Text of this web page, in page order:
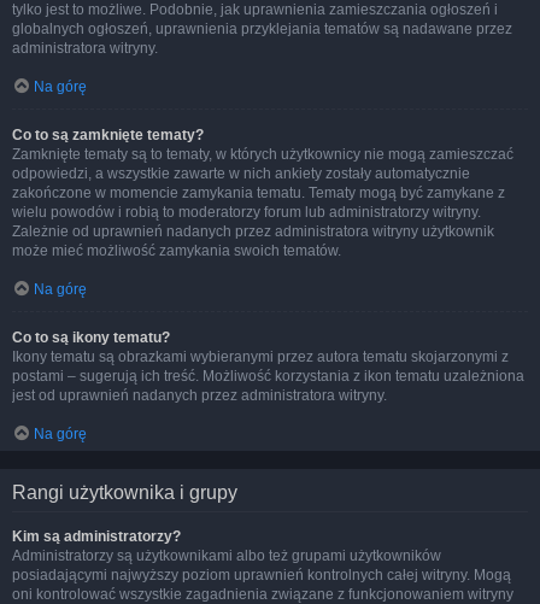
tylko jest to możliwe. Podobnie, jak uprawnienia zamieszczania ogłoszeń i
globalnych ogłoszeń, uprawnienia przyklejania tematów są nadawane przez
administratora witryny.
Na górę
Co to są zamknięte tematy?
Zamknięte tematy są to tematy, w których użytkownicy nie mogą zamieszczać
odpowiedzi, a wszystkie zawarte w nich ankiety zostały automatycznie
zakończone w momencie zamykania tematu. Tematy mogą być zamykane z
wielu powodów i robią to moderatorzy forum lub administratorzy witryny.
Zależnie od uprawnień nadanych przez administratora witryny użytkownik
może mieć możliwość zamykania swoich tematów.
Na górę
Co to są ikony tematu?
Ikony tematu są obrazkami wybieranymi przez autora tematu skojarzonymi z
postami – sugerują ich treść. Możliwość korzystania z ikon tematu uzależniona
jest od uprawnień nadanych przez administratora witryny.
Na górę
Rangi użytkownika i grupy
Kim są administratorzy?
Administratorzy są użytkownikami albo też grupami użytkowników
posiadającymi najwyższy poziom uprawnień kontrolnych całej witryny. Mogą
oni kontrolować wszystkie zagadnienia związane z funkcjonowaniem witryny